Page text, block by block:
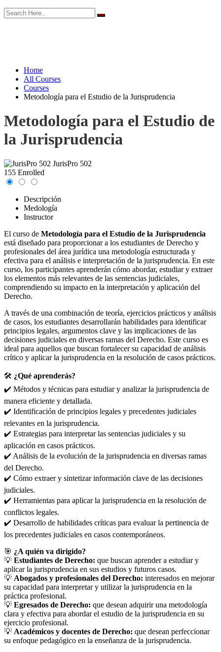
Home
All Courses
Courses
Metodología para el Estudio de la Jurisprudencia
Metodología para el Estudio de
la Jurisprudencia
JurisPro 502
155 Enrolled
Descripción
Medología
Instructor
El curso de Metodología para el Estudio de la Jurisprudencia
está diseñado para proporcionar a los estudiantes de Derecho y
profesionales del área jurídica una metodología estructurada y
efectiva para el análisis e interpretación de la jurisprudencia. En este
curso, los participantes aprenderán cómo abordar, estudiar y extraer
los elementos más relevantes de las sentencias judiciales,
comprendiendo su impacto en la interpretación y aplicación del
Derecho.
A través de una combinación de teoría, ejercicios prácticos y análisis
de casos, los estudiantes desarrollarán habilidades para identificar
principios legales, argumentos clave y las implicaciones de las
decisiones judiciales en diversas ramas del Derecho. Este curso es
ideal para aquellos que buscan fortalecer su capacidad de análisis
crítico y aplicar la jurisprudencia en la resolución de casos prácticos.
🛠️ ¿Qué aprenderás?
✔️ Métodos y técnicas para estudiar y analizar la jurisprudencia de
manera eficiente y detallada.
✔️ Identificación de principios legales y precedentes judiciales
relevantes en la jurisprudencia.
✔️ Estrategias para interpretar las sentencias judiciales y su
aplicación en casos prácticos.
✔️ Análisis de la evolución de la jurisprudencia en diversas ramas
del Derecho.
✔️ Cómo extraer y sintetizar información clave de las decisiones
judiciales.
✔️ Herramientas para aplicar la jurisprudencia en la resolución de
conflictos legales.
✔️ Desarrollo de habilidades críticas para evaluar la pertinencia de
los precedentes judiciales en casos contemporáneos.
🎯 ¿A quién va dirigido?
💡 Estudiantes de Derecho: que buscan aprender a estudiar y
aplicar la jurisprudencia en sus estudios y futuros casos.
💡 Abogados y profesionales del Derecho: interesados en mejorar
su capacidad para interpretar y utilizar la jurisprudencia en la
práctica profesional.
💡 Egresados de Derecho: que desean adquirir una metodología
clara y efectiva para abordar el estudio de la jurisprudencia en su
ejercicio profesional.
💡 Académicos y docentes de Derecho: que desean perfeccionar
su enfoque pedagógico en la enseñanza de la jurisprudencia.